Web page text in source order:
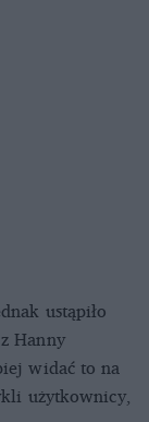
ustąpiło
Hanny
widać to na
użytkownicy,